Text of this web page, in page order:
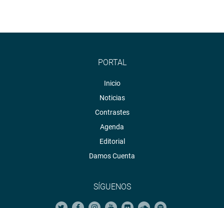
PORTAL
Inicio
Noticias
Contrastes
Agenda
Editorial
Damos Cuenta
SÍGUENOS